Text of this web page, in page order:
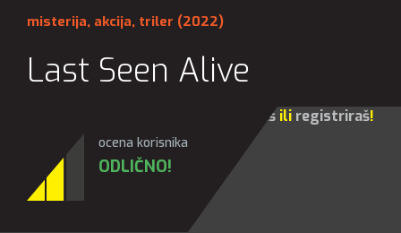
misterija, akcija, triler (2022)
Last Seen Alive
prijaviš ili registriraš!
ocena korisnika
ODLIČNO!